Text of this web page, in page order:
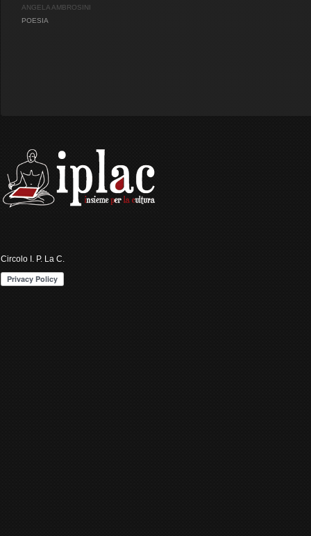
ANGELA AMBROSINI
POESIA
Circolo I. P. La C.